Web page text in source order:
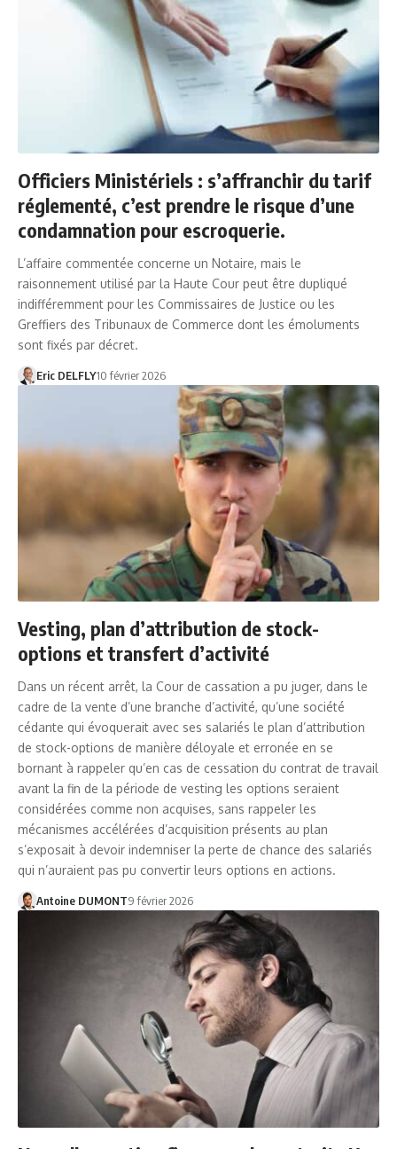
Officiers Ministériels : s’affranchir du tarif
réglementé, c’est prendre le risque d’une
condamnation pour escroquerie.
L’affaire commentée concerne un Notaire, mais le
raisonnement utilisé par la Haute Cour peut être dupliqué
indifféremment pour les Commissaires de Justice ou les
Greffiers des Tribunaux de Commerce dont les émoluments
sont fixés par décret.
Eric DELFLY10 février 2026
Vesting, plan d’attribution de stock-
options et transfert d’activité
Dans un récent arrêt, la Cour de cassation a pu juger, dans le
cadre de la vente d’une branche d’activité, qu’une société
cédante qui évoquerait avec ses salariés le plan d’attribution
de stock-options de manière déloyale et erronée en se
bornant à rappeler qu’en cas de cessation du contrat de travail
avant la fin de la période de vesting les options seraient
considérées comme non acquises, sans rappeler les
mécanismes accélérées d’acquisition présents au plan
s’exposait à devoir indemniser la perte de chance des salariés
qui n’auraient pas pu convertir leurs options en actions.
Antoine DUMONT9 février 2026